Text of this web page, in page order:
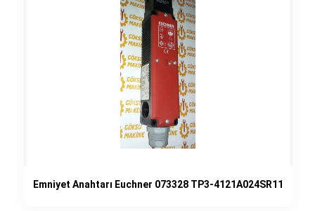
Emniyet Anahtarı Euchner 073328 TP3-4121A024SR11